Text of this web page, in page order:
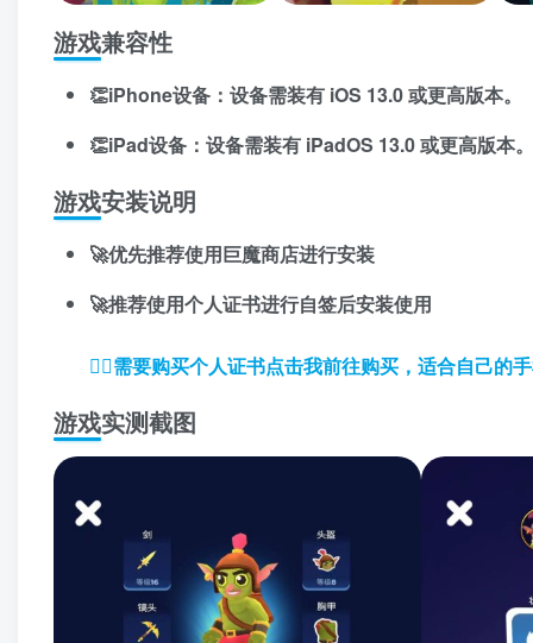
游戏兼容性
👏iPhone设备：设备需装有 iOS 13.0 或更高版本。
👏iPad设备：设备需装有 iPadOS 13.0 或更高版本。
游戏安装说明
🚀优先推荐使用巨魔商店进行安装
🚀推荐使用个人证书进行自签后安装使用
👉🏼需要购买个人证书点击我前往购买，适合自己的
游戏实测截图